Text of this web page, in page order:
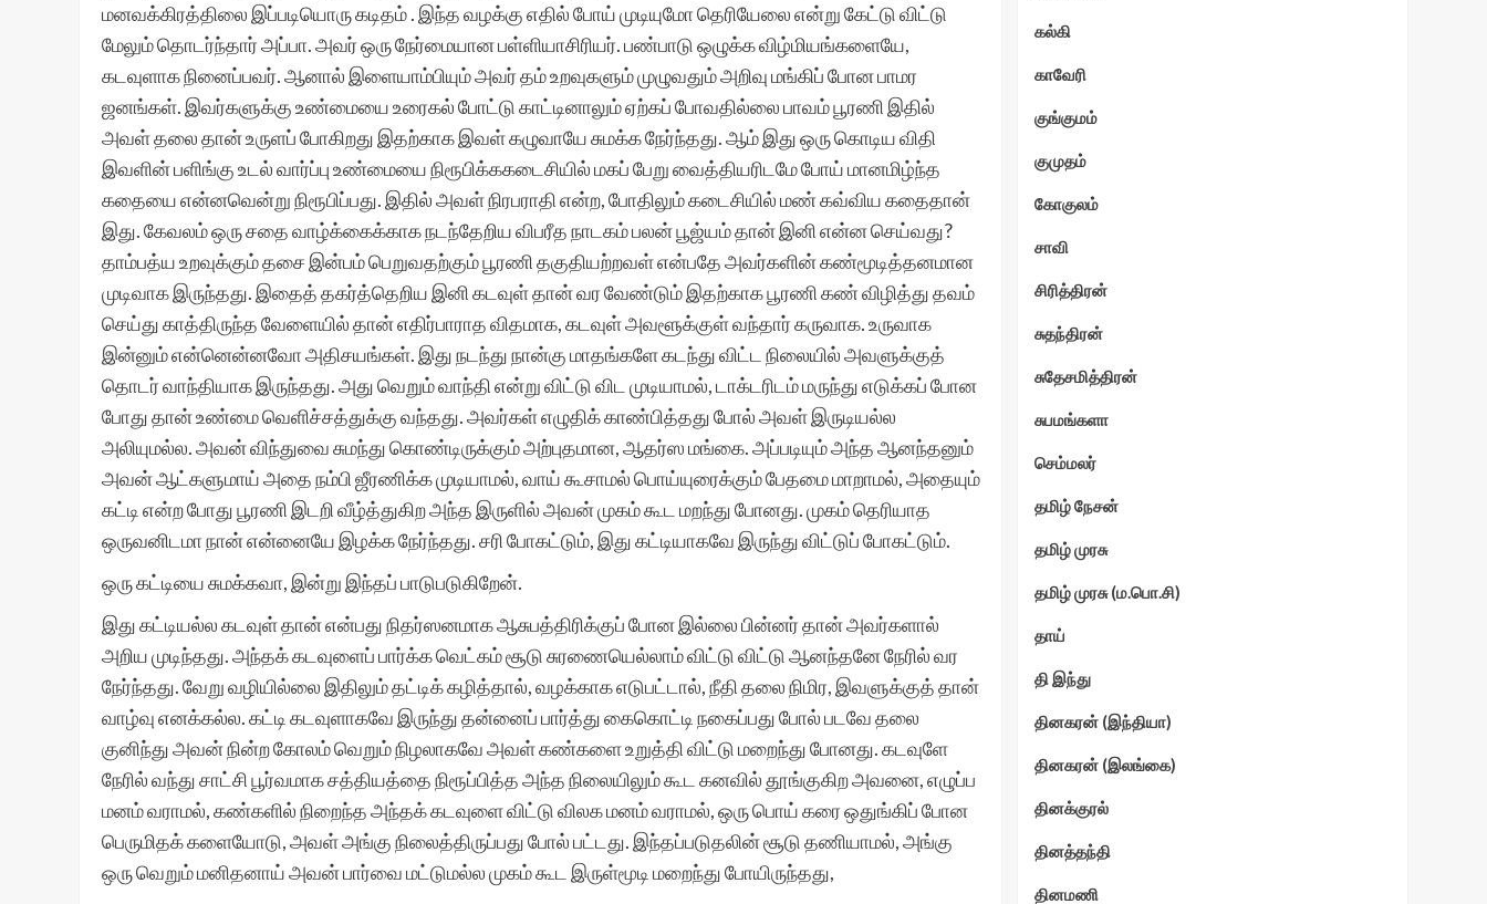
மனவக்கிரத்திலை இப்படியொரு கடிதம் . இந்த வழக்கு எதில் போய் முடியுமோ தெரியேலை என்று கேட்டு விட்டு
மேலும் தொடர்ந்தார் அப்பா. அவர் ஒரு நேர்மையான பள்ளியாசிரியர். பண்பாடு ஒழுக்க விழ்மியங்களையே,
கடவுளாக நினைப்பவர். ஆனால் இளையாம்பியும் அவர் தம் உறவுகளும் முழுவதும் அறிவு மங்கிப் போன பாமர
ஜனங்கள். இவர்களுக்கு உண்மையை உரைகல் போட்டு காட்டினாலும் ஏற்கப் போவதில்லை பாவம் பூரணி இதில்
அவள் தலை தான் உருளப் போகிறது இதற்காக இவள் கழுவாயே சுமக்க நேர்ந்தது. ஆம் இது ஒரு கொடிய விதி
இவளின் பளிங்கு உடல் வார்ப்பு உண்மையை நிரூபிக்ககடைசியில் மகப் பேறு வைத்தியரிடமே போய் மானமிழ்ந்த
கதையை என்னவென்று நிரூபிப்பது. இதில் அவள் நிரபராதி என்ற, போதிலும் கடைசியில் மண் கவ்விய கதைதான்
இது. கேவலம் ஒரு சதை வாழ்க்கைக்காக நடந்தேறிய விபரீத நாடகம் பலன் பூஜ்யம் தான் இனி என்ன செய்வது?
தாம்பத்ய உறவுக்கும் தசை இன்பம் பெறுவதற்கும் பூரணி தகுதியற்றவள் என்பதே அவர்களின் கண்மூடித்தனமான
முடிவாக இருந்தது. இதைத் தகர்த்தெறிய இனி கடவுள் தான் வர வேண்டும் இதற்காக பூரணி கண் விழித்து தவம்
செய்து காத்திருந்த வேளையில் தான் எதிர்பாராத விதமாக, கடவுள் அவளூக்குள் வந்தார் கருவாக. உருவாக
இன்னும் என்னென்னவோ அதிசயங்கள். இது நடந்து நான்கு மாதங்களே கடந்து விட்ட நிலையில் அவளுக்குத்
தொடர் வாந்தியாக இருந்தது. அது வெறும் வாந்தி என்று விட்டு விட முடியாமல், டாக்டரிடம் மருந்து எடுக்கப் போன
போது தான் உண்மை வெளிச்சத்துக்கு வந்தது. அவர்கள் எழுதிக் காண்பித்தது போல் அவள் இருடியல்ல
அலியுமல்ல. அவன் விந்துவை சுமந்து கொண்டிருக்கும் அற்புதமான, ஆதர்ஸ மங்கை. அப்படியும் அந்த ஆனந்தனும்
அவன் ஆட்களுமாய் அதை நம்பி ஜீரணிக்க முடியாமல், வாய் கூசாமல் பொய்யுரைக்கும் பேதமை மாறாமல், அதையும்
கட்டி என்ற போது பூரணி இடறி வீழ்த்துகிற அந்த இருளில் அவன் முகம் கூட மறந்து போனது. முகம் தெரியாத
ஒருவனிடமா நான் என்னையே இழக்க நேர்ந்தது. சரி போகட்டும், இது கட்டியாகவே இருந்து விட்டுப் போகட்டும்.
ஒரு கட்டியை சுமக்கவா, இன்று இந்தப் பாடுபடுகிறேன்.
இது கட்டியல்ல கடவுள் தான் என்பது நிதர்ஸனமாக ஆசுபத்திரிக்குப் போன இல்லை பின்னர் தான் அவர்களால்
அறிய முடிந்தது. அந்தக் கடவுளைப் பார்க்க வெட்கம் சூடு சுரணையெல்லாம் விட்டு விட்டு ஆனந்தனே நேரில் வர
நேர்ந்தது. வேறு வழியில்லை இதிலும் தட்டிக் கழித்தால், வழக்காக எடுபட்டால், நீதி தலை நிமிர, இவளுக்குத் தான்
வாழ்வு எனக்கல்ல. கட்டி கடவுளாகவே இருந்து தன்னைப் பார்த்து கைகொட்டி நகைப்பது போல் படவே தலை
குனிந்து அவன் நின்ற கோலம் வெறும் நிழலாகவே அவள் கண்களை உறுத்தி விட்டு மறைந்து போனது. கடவுளே
நேரில் வந்து சாட்சி பூர்வமாக சத்தியத்தை நிரூப்பித்த அந்த நிலையிலும் கூட கனவில் தூங்குகிற அவனை, எழுப்ப
மனம் வராமல், கண்களில் நிறைந்த அந்தக் கடவுளை விட்டு விலக மனம் வராமல், ஒரு பொய் கரை ஒதுங்கிப் போன
பெருமிதக் களையோடு, அவள் அங்கு நிலைத்திருப்பது போல் பட்டது. இந்தப்படுதலின் சூடு தணியாமல், அங்கு
ஒரு வெறும் மனிதனாய் அவன் பார்வை மட்டுமல்ல முகம் கூட இருள்மூடி மறைந்து போயிருந்தது,
கல்கி
காவேரி
குங்குமம்
குமுதம்
கோகுலம்
சாவி
சிரித்திரன்
சுதந்திரன்
சுதேசமித்திரன்
சுபமங்களா
செம்மலர்
தமிழ் நேசன்
தமிழ் முரசு
தமிழ் முரசு (ம.பொ.சி)
தாய்
தி இந்து
தினகரன் (இந்தியா)
தினகரன் (இலங்கை)
தினக்குரல்
தினத்தந்தி
தினமணி